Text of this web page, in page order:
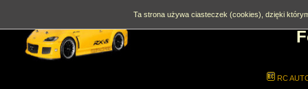
RC
Ta strona używa ciasteczek (cookies), dzięki